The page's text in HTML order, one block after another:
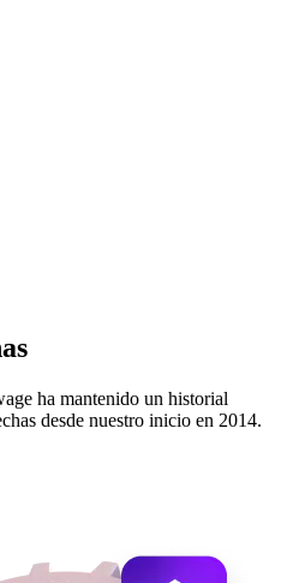
ha mantenido un historial
desde nuestro inicio en 2014.